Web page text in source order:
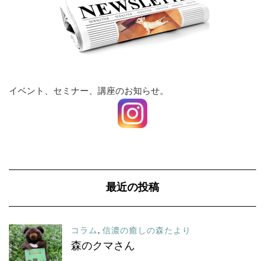
イベント、セミナー、講座のお知らせ。
最近の投稿
コラム, 信濃の癒しの森たより
森のクマさん